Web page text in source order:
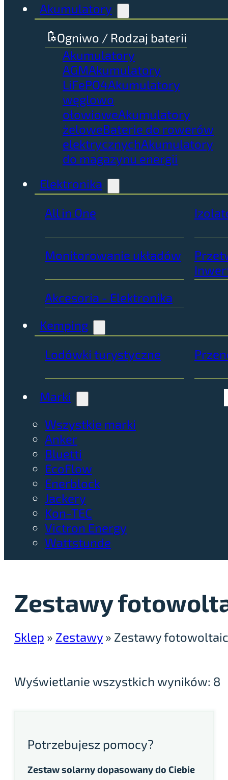
Akumulatory
Ogniwo / Rodzaj baterii
Akumulatory
AGMAkumulatory
LiFePO4Akumulatory
węglowo
ołowioweAkumulatory
żeloweBaterie do rowerów
elektrycznychAkumulatory
do magazynu energii
Elektronika
All in One
Monitorowanie układów
Akcesoria - Elektronika
Kemping
Lodówki turystyczne
Marki
Wszystkie marki
Anker
Bluetti
EcoFlow
Enerblock
Jackery
Kon-TEC
Victron Energy
Wattstunde
Zestawy
Sklep » Zestawy » Zestawy
Wyświetlanie wszystkich wyników: 8
Potrzebujesz pomocy?
Zestaw solarny dopasowany do Ciebie